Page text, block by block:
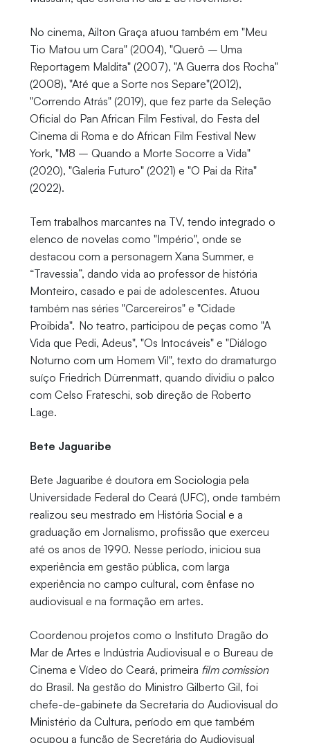
No cinema, Ailton Graça atuou também em "Meu
Tio Matou um Cara" (2004), "Querô – Uma
Reportagem Maldita" (2007), "A Guerra dos Rocha"
(2008), "Até que a Sorte nos Separe"(2012),
"Correndo Atrás" (2019), que fez parte da Seleção
Oficial do Pan African Film Festival, do Festa del
Cinema di Roma e do African Film Festival New
York, "M8 – Quando a Morte Socorre a Vida"
(2020), "Galeria Futuro" (2021) e "O Pai da Rita"
(2022).
Tem trabalhos marcantes na TV, tendo integrado o
elenco de novelas como "Império", onde se
destacou com a personagem Xana Summer, e
“Travessia”, dando vida ao professor de história
Monteiro, casado e pai de adolescentes. Atuou
também nas séries "Carcereiros" e "Cidade
Proibida". No teatro, participou de peças como "A
Vida que Pedi, Adeus", "Os Intocáveis" e "Diálogo
Noturno com um Homem Vil", texto do dramaturgo
suíço Friedrich Dürrenmatt, quando dividiu o palco
com Celso Frateschi, sob direção de Roberto
Lage.
Bete Jaguaribe
Bete Jaguaribe é doutora em Sociologia pela
Universidade Federal do Ceará (UFC), onde também
realizou seu mestrado em História Social e a
graduação em Jornalismo, profissão que exerceu
até os anos de 1990. Nesse período, iniciou sua
experiência em gestão pública, com larga
experiência no campo cultural, com ênfase no
audiovisual e na formação em artes.
Coordenou projetos como o Instituto Dragão do
Mar de Artes e Indústria Audiovisual e o Bureau de
Cinema e Vídeo do Ceará, primeira film comission
do Brasil. Na gestão do Ministro Gilberto Gil, foi
chefe-de-gabinete da Secretaria do Audiovisual do
Ministério da Cultura, período em que também
ocupou a função de Secretária do Audiovisual